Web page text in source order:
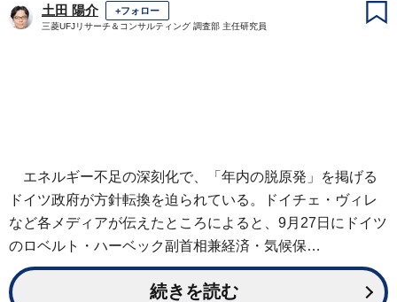
土田 陽介 +フォロー
三菱UFJリサーチ＆コンサルティング 調査部 主任研究員
エネルギー不足の深刻化で、「年内の脱原発」を掲げる
ドイツ政府が方針転換を迫られている。ドイチェ・ヴィレ
など各メディアが伝えたところによると、9月27日にドイツ
のロベルト・ハーベック副首相兼経済・気候保…
続きを読む